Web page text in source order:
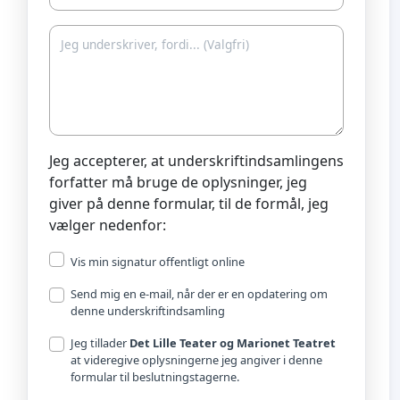
Jeg accepterer, at underskriftindsamlingens
forfatter må bruge de oplysninger, jeg
giver på denne formular, til de formål, jeg
vælger nedenfor:
Vis min signatur offentligt online
Send mig en e-mail, når der er en opdatering om
denne underskriftindsamling
Jeg tillader Det Lille Teater og Marionet Teatret
at videregive oplysningerne jeg angiver i denne
formular til beslutningstagerne.